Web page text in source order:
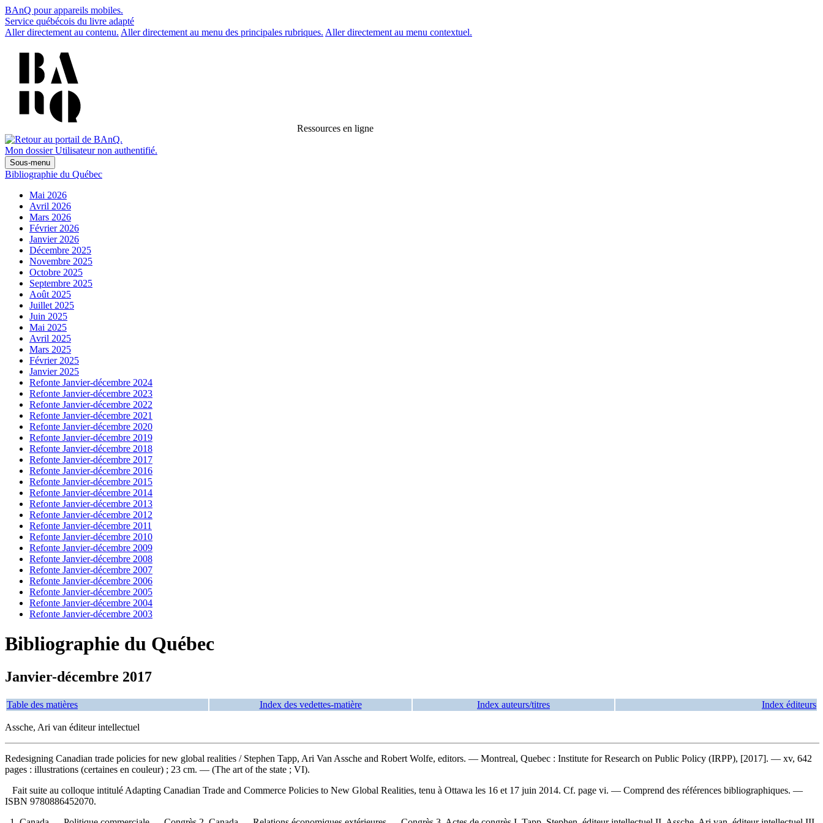
BAnQ pour appareils mobiles.
Service québécois du livre adapté
Aller directement au contenu. Aller directement au menu des principales rubriques. Aller directement au menu contextuel.
Ressources en ligne
Mon dossier Utilisateur non authentifié.
Sous-menu
Bibliographie du Québec
Mai 2026
Avril 2026
Mars 2026
Février 2026
Janvier 2026
Décembre 2025
Novembre 2025
Octobre 2025
Septembre 2025
Août 2025
Juillet 2025
Juin 2025
Mai 2025
Avril 2025
Mars 2025
Février 2025
Janvier 2025
Refonte Janvier-décembre 2024
Refonte Janvier-décembre 2023
Refonte Janvier-décembre 2022
Refonte Janvier-décembre 2021
Refonte Janvier-décembre 2020
Refonte Janvier-décembre 2019
Refonte Janvier-décembre 2018
Refonte Janvier-décembre 2017
Refonte Janvier-décembre 2016
Refonte Janvier-décembre 2015
Refonte Janvier-décembre 2014
Refonte Janvier-décembre 2013
Refonte Janvier-décembre 2012
Refonte Janvier-décembre 2011
Refonte Janvier-décembre 2010
Refonte Janvier-décembre 2009
Refonte Janvier-décembre 2008
Refonte Janvier-décembre 2007
Refonte Janvier-décembre 2006
Refonte Janvier-décembre 2005
Refonte Janvier-décembre 2004
Refonte Janvier-décembre 2003
Bibliographie du Québec
Janvier-décembre 2017
Table des matières Index des vedettes-matière Index auteurs/titres Index éditeurs
Assche, Ari van éditeur intellectuel
Redesigning Canadian trade policies for new global realities / Stephen Tapp, Ari Van Assche and Robert Wolfe, editors. — Montreal, Quebec : Institute for Research on Public Policy (IRPP), [2017]. — xv, 642
pages : illustrations (certaines en couleur) ; 23 cm. — (The art of the state ; VI).
Fait suite au colloque intitulé Adapting Canadian Trade and Commerce Policies to New Global Realities, tenu à Ottawa les 16 et 17 juin 2014. Cf. page vi. — Comprend des références bibliographiques. —
ISBN 9780886452070.